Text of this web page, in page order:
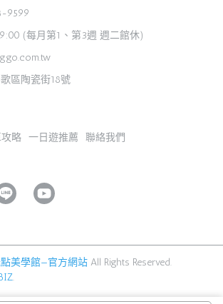
9599
(每月第1、第3週 週二館休)
區陶瓷街18號
略 一日遊推薦 聯絡我們
美學館—官方網站 All Rights Reserved.
.